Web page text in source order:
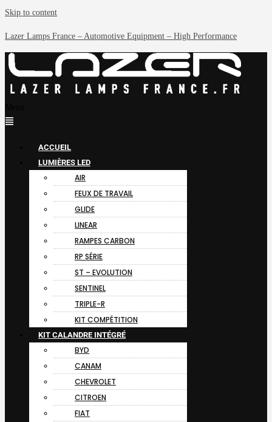
Skip to content
Lazer Lamps France – Automotive Equipment – High Performance
ACCUEIL
LUMIÈRES LED
AIR
FEUX DE TRAVAIL
GLIDE
LINEAR
RAMPES CARBON
RP SÉRIE
ST – EVOLUTION
SENTINEL
TRIPLE-R
KIT COMPÉTITION
KIT CALANDRE INTÉGRÉ
BYD
CANAM
CHEVROLET
CITROEN
FIAT